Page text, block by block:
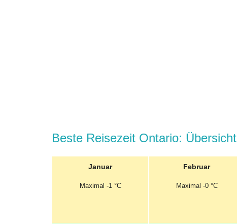
Beste Reisezeit Ontario: Übersicht
Januar
Maximal -1 °C
Februar
Maximal -0 °C